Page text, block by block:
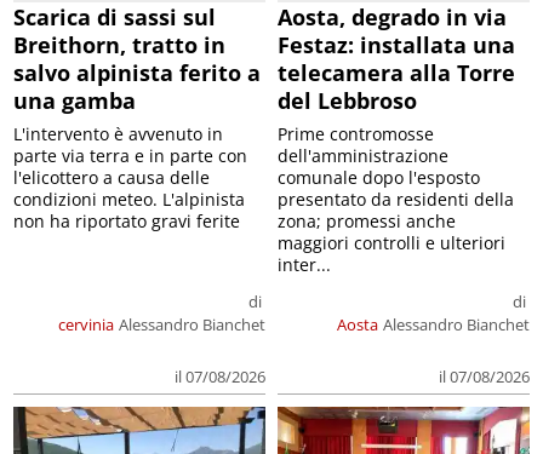
Scarica di sassi sul
Breithorn, tratto in
salvo alpinista ferito a
una gamba
cervinia
di
Alessandro Bianchet
il 07/08/2026
L'intervento è avvenuto in
parte via terra e in parte con
l'elicottero a causa delle
condizioni meteo. L'alpinista
non ha riportato gravi ferite
Aosta, degrado in via
Festaz: installata una
telecamera alla Torre
del Lebbroso
Aosta
di
Alessandro Bianchet
il 07/08/2026
Prime contromosse
dell'amministrazione
comunale dopo l'esposto
presentato da residenti della
zona; promessi anche
maggiori controlli e ulteriori
inter...